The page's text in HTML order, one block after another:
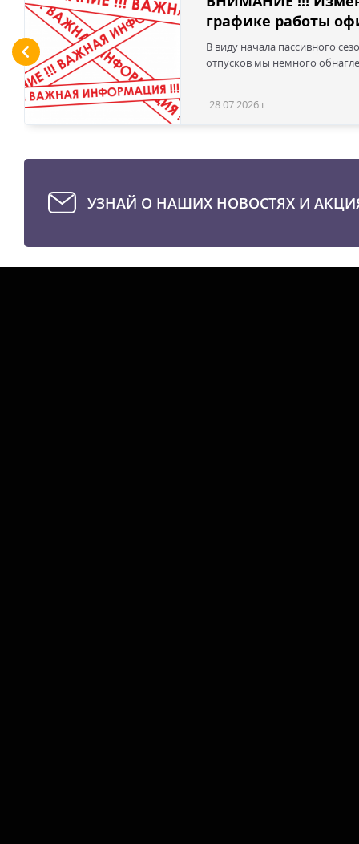
графике работы
В виду начала пассивного
отпусков мы немного
28.07.2026 г.
УЗНАЙ О НАШИХ НОВОСТЯХ И